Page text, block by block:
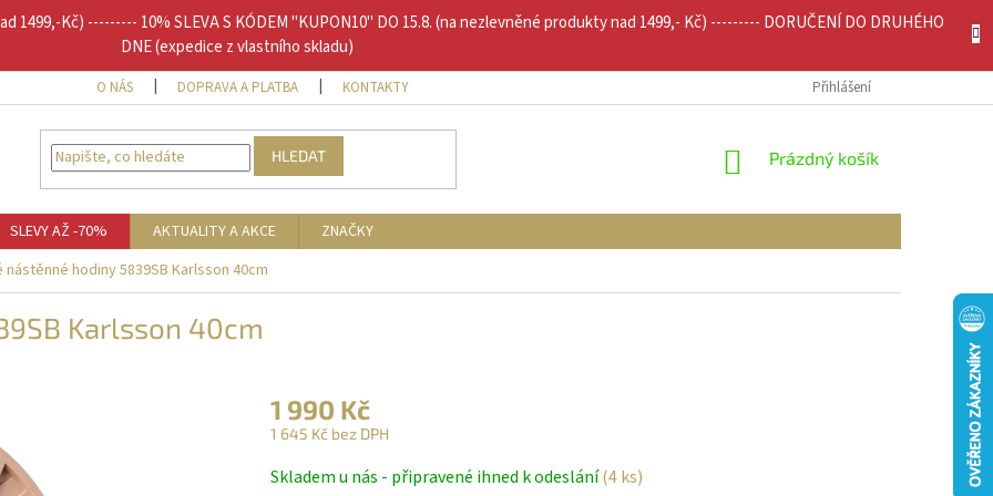
1499,-Kč) --------- 10% SLEVA S KÓDEM "KUPON10" DO 15.8. (na nezlevněné produkty nad 1499,- Kč) --------- DORUČENÍ DO DRUHÉHO
DNE (expedice z vlastního skladu)
O NÁS DOPRAVA A PLATBA KONTAKTY Přihlášení
HLEDAT
NÁKUPNÍ
Prázdný košík
SLEVY AŽ -70% AKTUALITY A AKCE
ZNAČKY
hodiny 5839SB Karlsson 40cm
Karlsson 40cm
1 990 Kč
1 645 Kč bez DPH
cena:
Skladem u nás - připravené ihned k odeslání(4 ks)